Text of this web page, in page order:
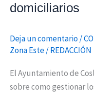
domiciliarios
Deja un comentario/
Zona Este/REDACCIÓN
El Ayuntamiento de
sobre como gestionar